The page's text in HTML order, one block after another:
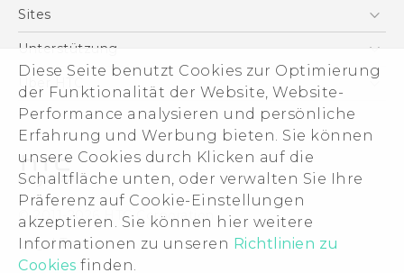
Diese Seite benutzt Cookies zur Optimierung
der Funktionalität der Website, Website-
Performance analysieren und persönliche
Erfahrung und Werbung bieten. Sie können
unsere Cookies durch Klicken auf die
Schaltfläche unten, oder verwalten Sie Ihre
Präferenz auf Cookie-Einstellungen
akzeptieren. Sie können hier weitere
Informationen zu unseren Richtlinien zu
Cookies finden.
English - User manual
Deutsch - CE-Erklärung Zur Konformität
Smartphones
VIVE
Zubehör
Sites
HTC Dev
HTC Vive
Unterstützung
Unterstützung
eCommerce Support
Über HTC
ESG
Impressum
Investor
Cookie Preferences
Offene Stellen
Security and Privacy Whitepaper
© 2011-2026 HTC Corporation
Legal Terms